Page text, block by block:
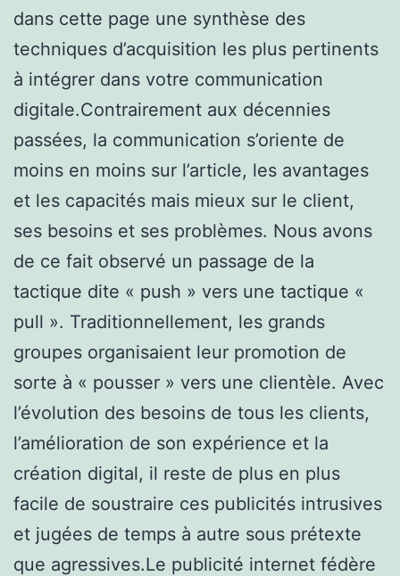
dans cette page une synthèse des
techniques d’acquisition les plus pertinents
à intégrer dans votre communication
digitale.Contrairement aux décennies
passées, la communication s’oriente de
moins en moins sur l’article, les avantages
et les capacités mais mieux sur le client,
ses besoins et ses problèmes. Nous avons
de ce fait observé un passage de la
tactique dite « push » vers une tactique «
pull ». Traditionnellement, les grands
groupes organisaient leur promotion de
sorte à « pousser » vers une clientèle. Avec
l’évolution des besoins de tous les clients,
l’amélioration de son expérience et la
création digital, il reste de plus en plus
facile de soustraire ces publicités intrusives
et jugées de temps à autre sous prétexte
que agressives.Le publicité internet fédère